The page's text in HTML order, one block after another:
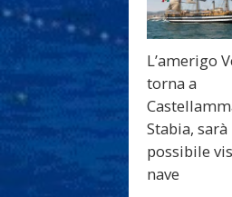
L’amerigo
torna a
Stabia, sarà
possibile
nave